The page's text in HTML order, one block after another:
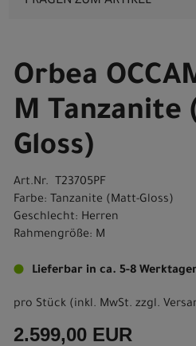
Orbea
M Tanzanite
Gloss)
Art.Nr. T23705PF
Farbe: Tanzanite (Matt-Gloss)
Geschlecht: Herren
Rahmengröße: M
Lieferbar in ca. 5-8
pro Stück (inkl. MwSt. zzgl.
2.599,00 EUR